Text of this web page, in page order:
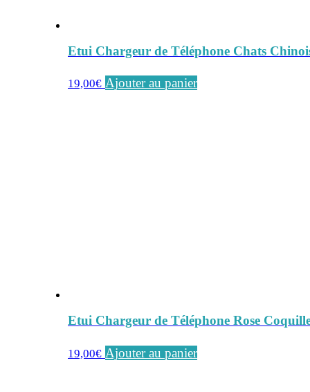
Etui Chargeur de Téléphone Chats
19,00€ Ajouter au panier
Etui Chargeur de Téléphone Rose
19,00€ Ajouter au panier